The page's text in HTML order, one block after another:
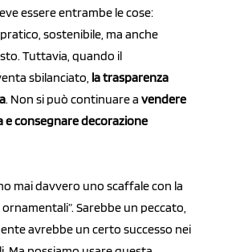
essere entrambe le cose:
sostenibile, ma anche
Tuttavia, quando il
sbilanciato, la trasparenza
. Non si può continuare a vendere
e consegnare decorazione
mai davvero uno scaffale con la
Sarebbe un peccato,
avrebbe un certo successo nei